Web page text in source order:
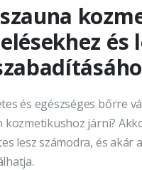
és
és egészséges bőrre
kozmetikushoz járni?
lesz számodra, és akár